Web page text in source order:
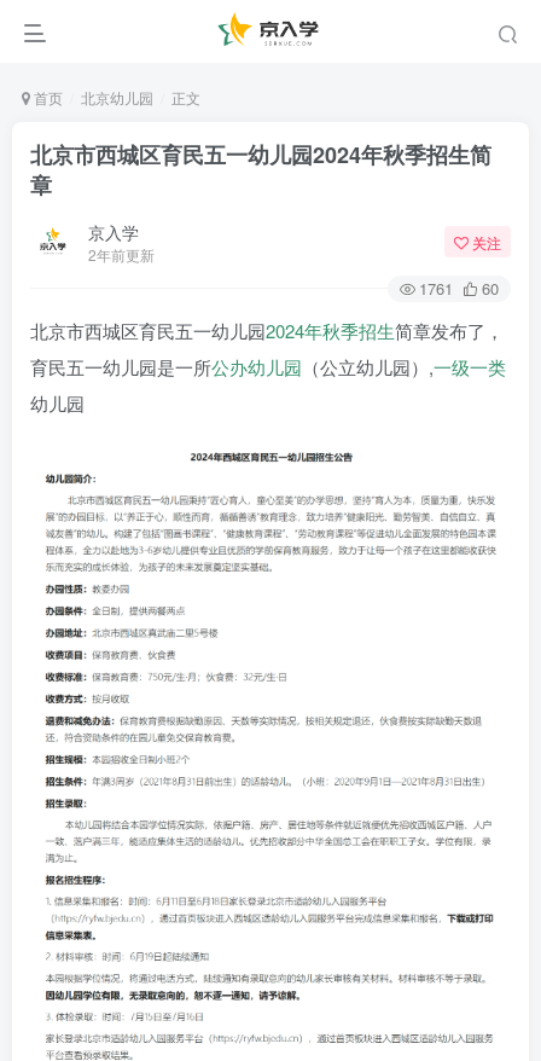
首页 北京幼儿园 正文
北京市西城区育民五一幼儿园2024年秋季招生简
章
京入学
2年前更新
关注
1761 60
北京市西城区育民五一幼儿园2024年秋季招生简章发布了，
育民五一幼儿园是一所公办幼儿园 （公立幼儿园）,一级一类
幼儿园